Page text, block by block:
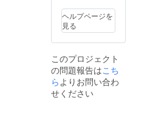
ヘルプページを
見る
このプロジェクト
の問題報告はこち
らよりお問い合わ
せください